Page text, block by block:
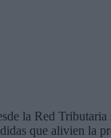
la Red Tributaria
que alivien la